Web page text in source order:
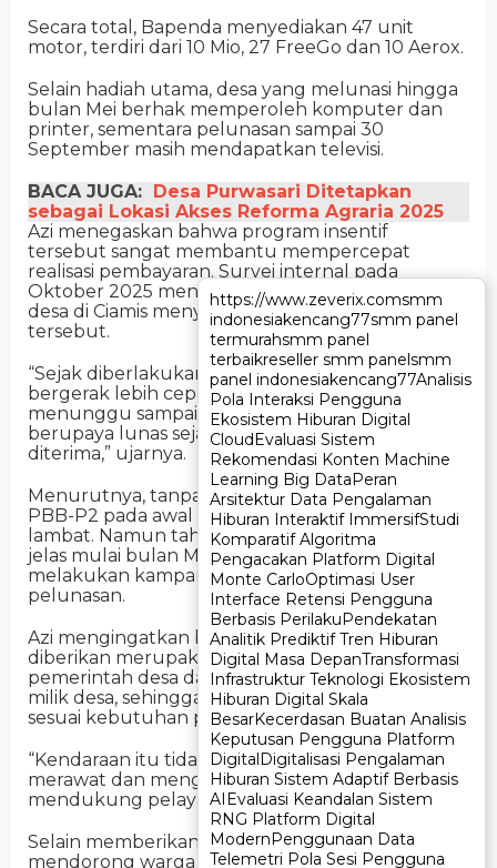
https://www.zeverix.comsmm
indonesiakencang77smm panel
termurahsmm panel
terbaikreseller smm panelsmm
panel indonesiakencang77Analisis
Pola Interaksi Pengguna
Ekosistem Hiburan Digital
CloudEvaluasi Sistem
Rekomendasi Konten Machine
Learning Big DataPeran
Arsitektur Data Pengalaman
Hiburan Interaktif ImmersifStudi
Komparatif Algoritma
Pengacakan Platform Digital
Monte CarloOptimasi User
Interface Retensi Pengguna
Berbasis PerilakuPendekatan
Analitik Prediktif Tren Hiburan
Digital Masa DepanTransformasi
Infrastruktur Teknologi Ekosistem
Hiburan Digital Skala
BesarKecerdasan Buatan Analisis
Keputusan Pengguna Platform
DigitalDigitalisasi Pengalaman
Hiburan Sistem Adaptif Berbasis
AIEvaluasi Keandalan Sistem
RNG Platform Digital
ModernPenggunaan Data
Telemetri Pola Sesi Pengguna
https://www.zeverix.comsmm
indonesiakencang77smm panel
termurahsmm panel
terbaikreseller smm panelsmm
panel indonesiakencang77Analisis
Pola Interaksi Pengguna
Ekosistem Hiburan Digital
CloudEvaluasi Sistem
Rekomendasi Konten Machine
Learning Big DataPeran
Arsitektur Data Pengalaman
Hiburan Interaktif ImmersifStudi
Komparatif Algoritma
Pengacakan Platform Digital
Monte CarloOptimasi User
Interface Retensi Pengguna
Berbasis PerilakuPendekatan
Analitik Prediktif Tren Hiburan
Digital Masa DepanTransformasi
Infrastruktur Teknologi Ekosistem
Hiburan Digital Skala
BesarKecerdasan Buatan Analisis
Keputusan Pengguna Platform
DigitalDigitalisasi Pengalaman
Hiburan Sistem Adaptif Berbasis
AIEvaluasi Keandalan Sistem
RNG Platform Digital
ModernPenggunaan Data
Telemetri Pola Sesi Pengguna
Secara total, Bapenda menyediakan 47 unit
motor, terdiri dari 10 Mio, 27 FreeGo dan 10 Aerox.
Selain hadiah utama, desa yang melunasi hingga
bulan Mei berhak memperoleh komputer dan
printer, sementara pelunasan sampai 30
September masih mendapatkan televisi.
BACA JUGA: Desa Purwasari Ditetapkan
sebagai Lokasi Akses Reforma Agraria 2025
Azi menegaskan bahwa program insentif
tersebut sangat membantu mempercepat
realisasi pembayaran. Survei internal pada
Oktober 2025 menunjukkan lebih dari separuh
desa di Ciamis menyatakan mendukung program
tersebut.
“Sejak diberlakukannya hadiah motor, desa
bergerak lebih cepat. Mereka tidak lagi
menunggu sampai September, tetapi justru
berupaya lunas sejak hari pertama SPPT
diterima,” ujarnya.
Menurutnya, tanpa skema hadiah, penerimaan
PBB-P2 pada awal tahun cenderung berjalan
lambat. Namun tahun ini, percepatan terlihat
jelas mulai bulan Maret, karena banyak desa
melakukan kampanye internal dan inovasi
pelunasan.
Azi mengingatkan bahwa seluruh motor yang
diberikan merupakan hibah daerah bagi
pemerintah desa dan masuk dalam daftar aset
milik desa, sehingga pemanfaatannya harus
sesuai kebutuhan pelayanan publik.
“Kendaraan itu tidak boleh dijual. Desa wajib
merawat dan menggunakannya untuk
mendukung pelayanan masyarakat,” tegasnya.
Selain memberikan hadiah motor, Bapenda juga
mendorong warga agar semakin banyak